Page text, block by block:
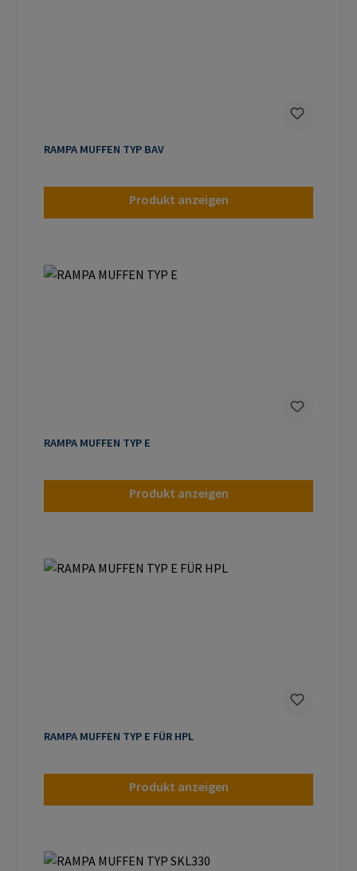
RAMPA MUFFEN TYP BAV
Produkt anzeigen
RAMPA MUFFEN TYP E
Produkt anzeigen
RAMPA MUFFEN TYP E FÜR HPL
Produkt anzeigen